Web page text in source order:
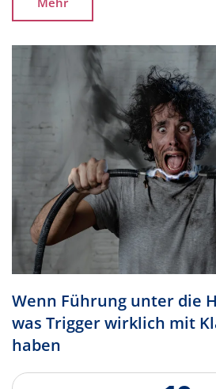
Wenn Führung unter die H
was Triggerwirklich mit Kl
haben